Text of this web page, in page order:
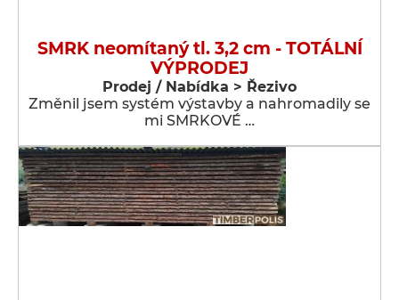
SMRK neomítaný tl. 3,2 cm - TOTÁLNÍ
VÝPRODEJ
Prodej / Nabídka > Řezivo
Změnil jsem systém výstavby a nahromadily se
mi SMRKOVÉ …